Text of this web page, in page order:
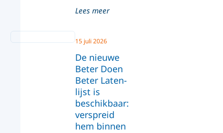
Lees meer
De nieuwe
Beter Doen
Beter Laten-
lijst is
beschikbaar:
verspreid
hem binnen
15 juli 2026